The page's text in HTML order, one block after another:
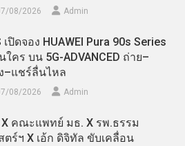
08/2026 Admin
เปิดจอง HUAWEI Pura 90s Series
ใคร บน 5G-ADVANCED ถ่าย–
–แชร์ลื่นไหล
08/2026 Admin
คณะแพทย์ มธ. X รพ.ธรรม
ตร์ฯ X เอ้ก ดิจิทัล ขับเคลื่อน